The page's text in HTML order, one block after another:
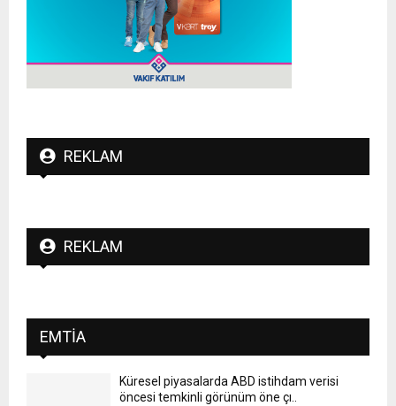
REKLAM
REKLAM
EMTIA
Küresel piyasalarda ABD istihdam verisi
öncesi temkinli görünüm öne çı..